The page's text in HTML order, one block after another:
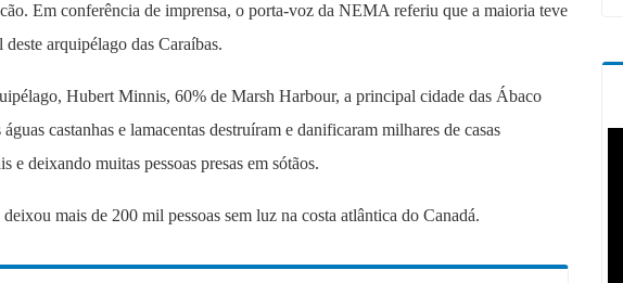
Em conferência de imprensa, o porta-voz da NEMA referiu que a maioria teve
arquipélago das Caraíbas.
Hubert Minnis, 60% de Marsh Harbour, a principal cidade das Ábaco
castanhas e lamacentas destruíram e danificaram milhares de casas
e deixando muitas pessoas presas em sótãos.
mais de 200 mil pessoas sem luz na costa atlântica do Canadá.